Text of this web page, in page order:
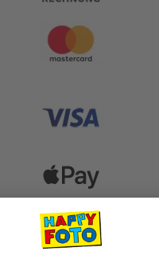
Versanddienstleister